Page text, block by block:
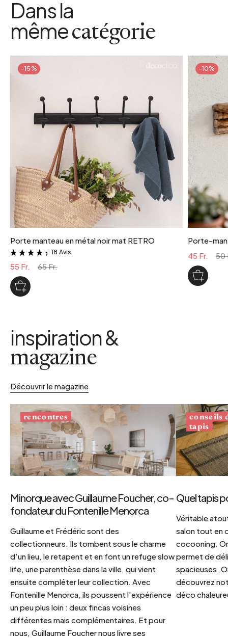
Dans la
mêmecatégorie
-15%
Porte manteau en métal noir mat RETRO
&
18 Avis
55 Fr. 65 Fr.
-10%
Porte-
45 Fr.
50
inspiration &
magazine
Découvrir le magazine
rencontres
Minorque avec Guillaume Foucher, co-
fondateur du Fontenille Menorca
Guillaume et Frédéric sont des
collectionneurs. Ils tombent sous le charme
d'un lieu, le retapent et en font un refuge slow
life, une parenthèse dans la ville, qui vient
ensuite compléter leur collection. Avec
Fontenille Menorca, ils poussent l'expérience
un peu plus loin : deux fincas voisines
différentes mais complémentaires. Et pour
nous, Guillaume Foucher nous livre ses
conseils
tapis
Quel tapis
Véritable
salon tout en
cocooning.
permet de
spacieuses.
découvrez
déco